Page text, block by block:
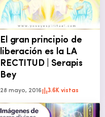
El gran principio de
liberación es la LA
RECTITUD | Serapis
Bey
28 mayo, 2016 3.6K vistas